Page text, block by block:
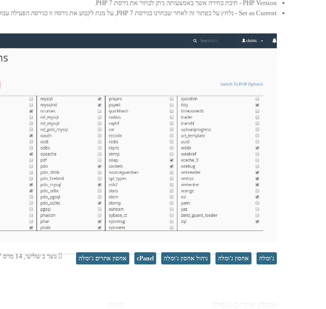
PHP Version - תיבת בחירה אשר באמצעותה ניתן לבחור את גירסת PHP 7.
Set as Current - נלחץ על כפתור זה לאחר שבחרנו בגירסת PHP 7, על מנת לקבוע את גירסה זו כגירסה הפעילה עבור אתר הג'ומלה שאנו מאחסנים.
ג'ומלה אחסון ג'ומלה ניהול אחסון ג'ומלה cPanel אחסון אתרים ג'ומלה נוצר ב שלישי, 14 מרס 2017 10:45